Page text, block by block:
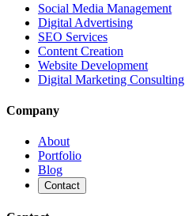
Social Media Management
Digital Advertising
SEO Services
Content Creation
Website Development
Digital Marketing Consulting
Company
About
Portfolio
Blog
Contact